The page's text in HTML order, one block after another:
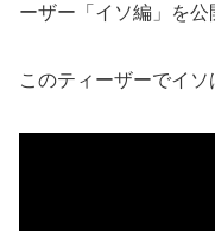
ーザー「イソ編」を公
このティーザーでイソ